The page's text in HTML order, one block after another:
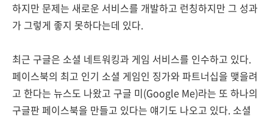
하지만 문제는 새로운 서비스를 개발하고 런칭하지만 그 성과
가 그렇게 좋지 못하다는데 있다.
최근 구글은 소셜 네트워킹과 게임 서비스를 인수하고 있다.
페이스북의 최고 인기 소셜 게임인 징가와 파트너십을 맺을려
고 한다는 뉴스도 나왔고 구글 미(Google Me)라는 또 하나의
구글판 페이스북을 만들고 있다는 얘기도 나오고 있다. 소셜